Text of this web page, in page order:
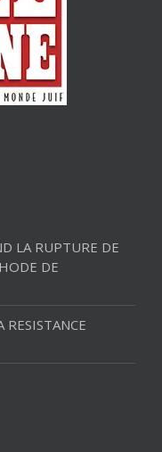
LA RUPTURE DE
DE
RESISTANCE